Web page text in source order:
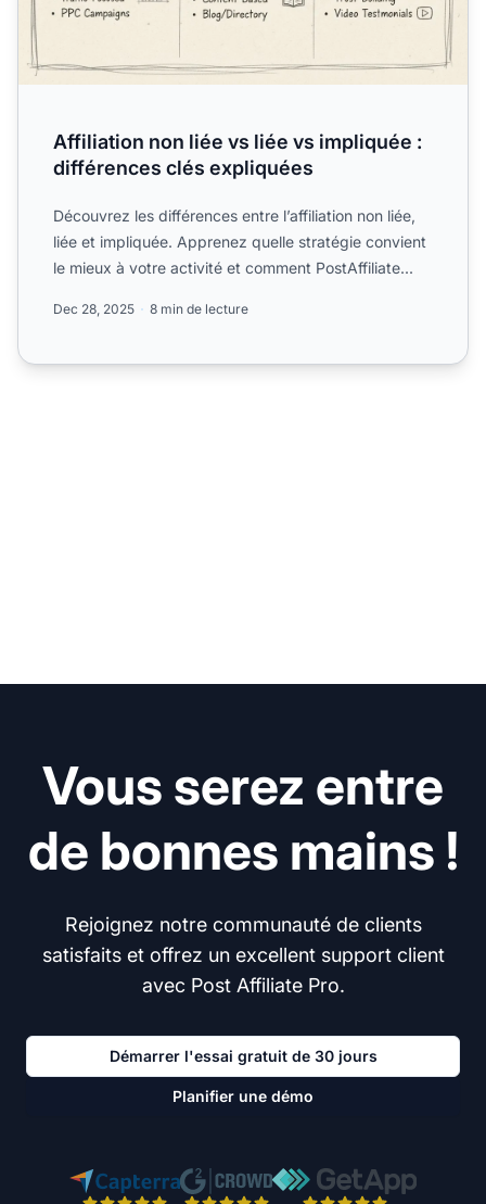
Affiliation non liée vs liée vs impliquée :
différences clés expliquées
Découvrez les différences entre l’affiliation non liée,
liée et impliquée. Apprenez quelle stratégie convient
le mieux à votre activité et comment PostAffiliate...
Dec 28, 2025 8 min de lecture
Vous serez entre
de bonnes mains !
Rejoignez notre communauté de clients
satisfaits et offrez un excellent support client
avec Post Affiliate Pro.
Démarrer l'essai gratuit de 30 jours
Planifier une démo